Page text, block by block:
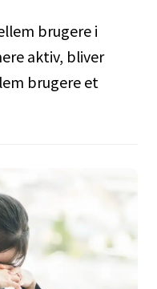
brugere i
aktiv, bliver
brugere et